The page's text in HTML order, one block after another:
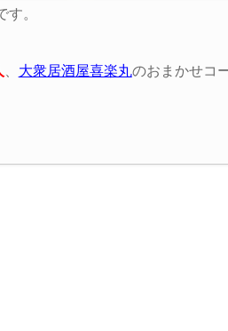
す。
大衆居酒屋喜楽丸のおまかせコ